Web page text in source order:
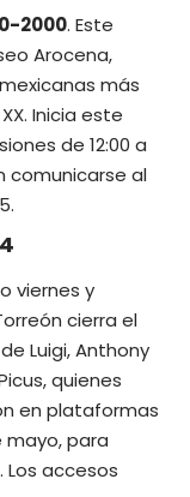
2000. Este
Arocena,
más
Inicia este
de 12:00 a
comunicarse al
viernes y
cierra el
Luigi, Anthony
quienes
en plataformas
mayo, para
Los accesos